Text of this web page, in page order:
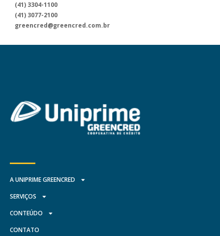
através dos nossos canais
de atendimento.
(41) 3304-1100
(41) 3077-2100
greencred@greencred.com.br
A UNIPRIME GREENCRED
SERVIÇOS
CONTEÚDO
CONTATO